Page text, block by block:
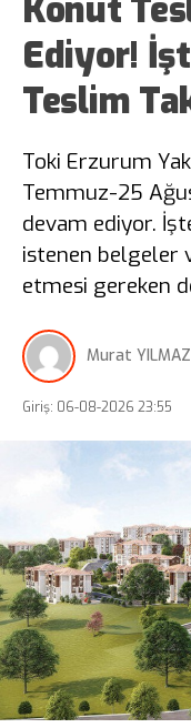
Konut
Ediyor!
Teslim
Toki Erzurum
Temmuz-25
devam ediyor.
istenen belgeler
etmesi gereken
Murat YILMAZ
Giriş: 06-08-2026 23:55